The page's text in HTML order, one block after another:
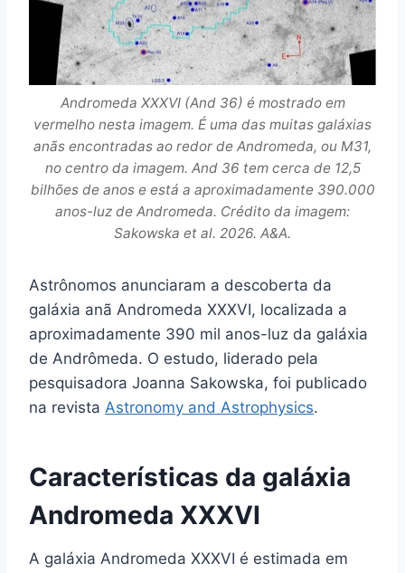
Andromeda XXXVI (And 36) é mostrado em
vermelho nesta imagem. É uma das muitas galáxias
anãs encontradas ao redor de Andromeda, ou M31,
no centro da imagem. And 36 tem cerca de 12,5
bilhões de anos e está a aproximadamente 390.000
anos-luz de Andromeda. Crédito da imagem:
Sakowska et al. 2026. A&A.
Astrônomos anunciaram a descoberta da
galáxia anã Andromeda XXXVI, localizada a
aproximadamente 390 mil anos-luz da galáxia
de Andrômeda. O estudo, liderado pela
pesquisadora Joanna Sakowska, foi publicado
na revista Astronomy and Astrophysics.
Características da galáxia
Andromeda XXXVI
A galáxia Andromeda XXXVI é estimada em